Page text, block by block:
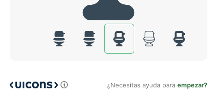
¿Necesitas ayuda para empezar?